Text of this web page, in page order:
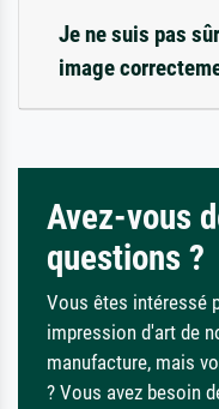
Je ne suis pas
image
Avez-vous
questions ?
Vous êtes intéressé
impression d'art de
manufacture, mais
? Vous avez besoin